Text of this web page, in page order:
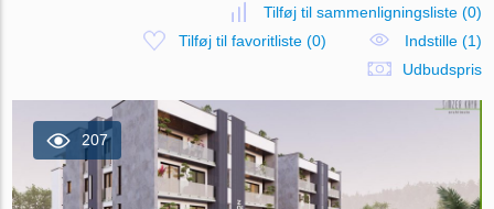
Tilføj til sammenligningsliste(0)
Tilføj til favoritliste (0)
Indstille (1)
Udbudspris
207